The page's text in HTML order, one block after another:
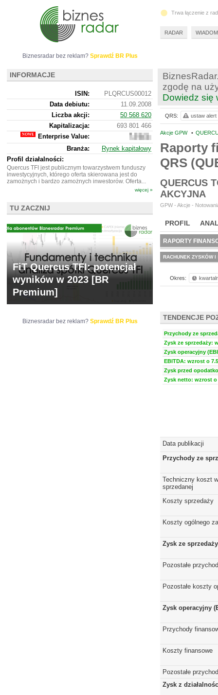
zgodę na
Dowiedz się
Akcje GPW •
Raporty
QRS
QUERCUS
AKCYJNA
GPW - Akcje -
PROFIL
WYCENA BR
RAPORTY
RACHUNEK ZYSKÓW I
Okres:
TENDENCJE
Przychody ze
Zysk ze sprzedaży:
Zysk operacyjny
EBITDA: wzrost o
Zysk przed
Zysk netto: wzrost o
Data publikacji
Przychody ze
Techniczny koszt
sprzedanej
Koszty sprzedaży
Koszty ogólnego
Zysk ze sprzedaży
Pozostałe
Pozostałe koszty
Zysk operacyjny
Przychody
Koszty finansowe
Pozostałe
Zysk z
QRS: ustaw alert
Biznesradar bez reklam? Sprawdź BR Plus
INFORMACJE
ISIN:
PLQRCUS00012
Data debiutu:
11.09.2008
Liczba akcji:
50 568 620
Kapitalizacja:
693 801 466
Enterprise Value:
455
907
466
Branża:
Rynek kapitałowy
Profil działalności:
Quercus TFI jest publicznym towarzystwem funduszy
inwestycyjnych, którego oferta skierowana jest do
zamożnych i bardzo zamożnych inwestorów. Oferta...
więcej »
TU ZACZNIJ
FiT Quercus TFI: potencjał
wyników w 2023 [BR
Premium]
Biznesradar bez reklam? Sprawdź BR Plus
Trwa łączenie z
RADAR